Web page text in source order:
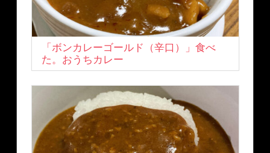
「ボンカレーゴールド（辛口）」食べ
た。おうちカレー